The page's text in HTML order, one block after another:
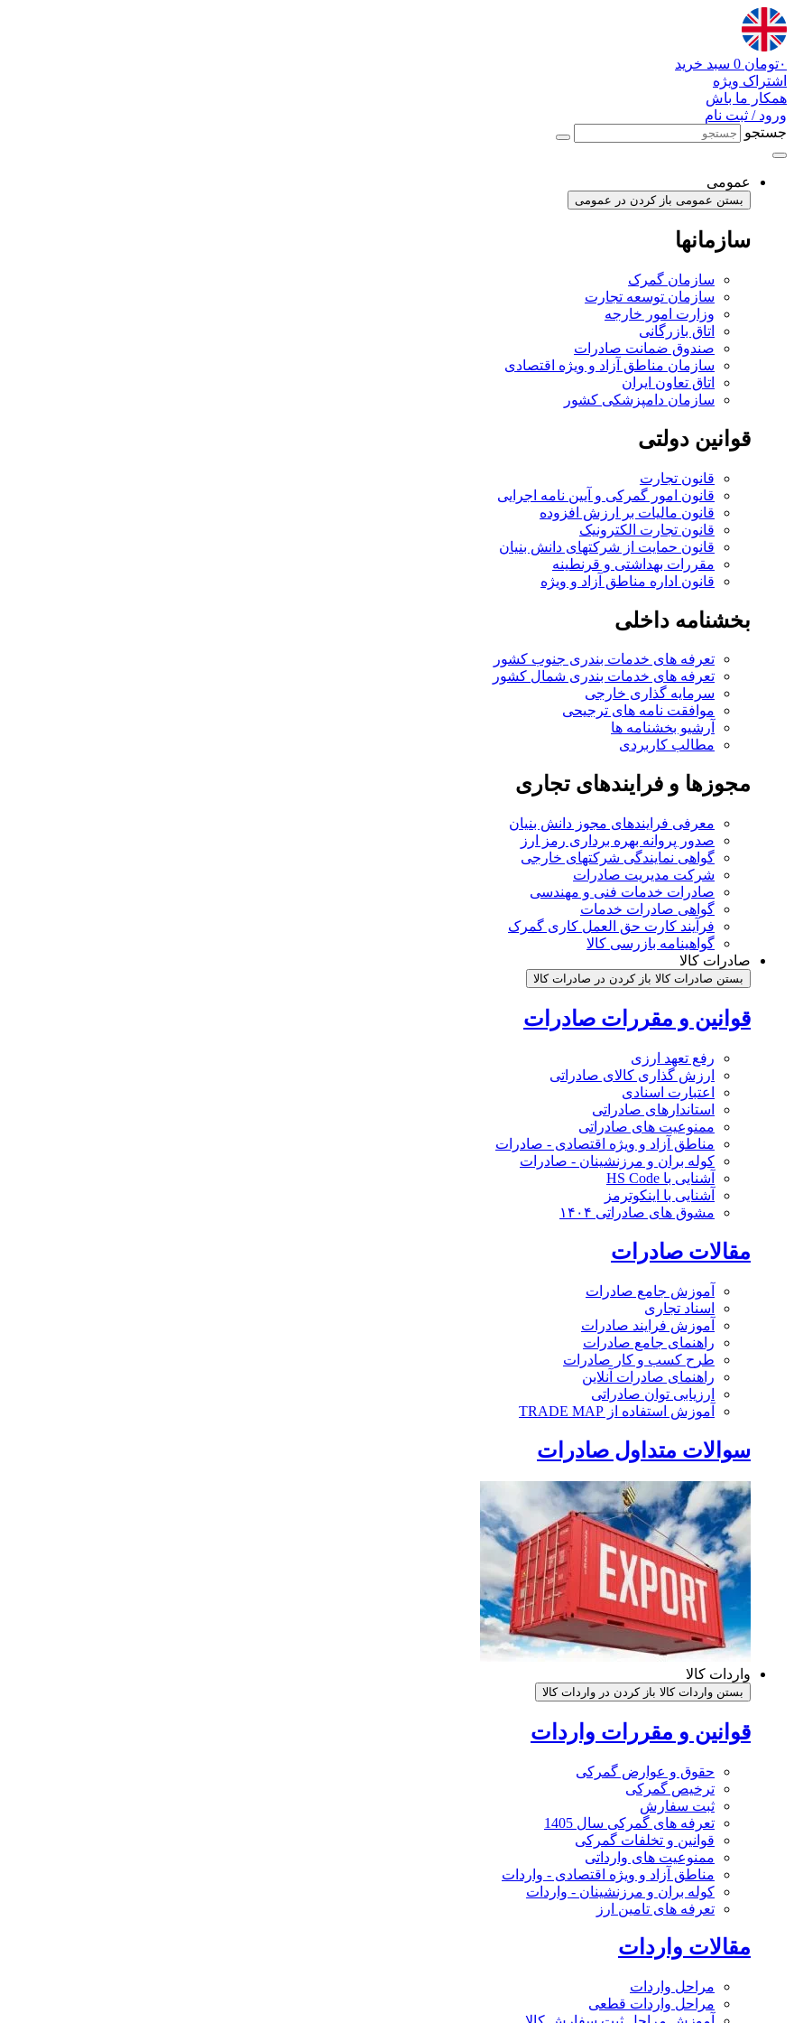
پرش
به
محتوا
۰تومان 0 سبد خرید
اشتراک ویژه
همکار ما باش
ورود / ثبت نام
جستجو
عمومی
بستن عمومی باز کردن در عمومی
سازمانها
سازمان گمرک
سازمان توسعه تجارت
وزارت امور خارجه
اتاق بازرگانی
صندوق ضمانت صادرات
سازمان مناطق آزاد و ویژه اقتصادی
اتاق تعاون ایران
سازمان دامپزشکی کشور
قوانین دولتی
قانون تجارت
قانون امور گمرکی و آیین نامه اجرایی
قانون مالیات بر ارزش افزوده
قانون تجارت الکترونیک
قانون حمایت از شرکتهای دانش بنیان
مقررات بهداشتی و قرنطینه
قانون اداره مناطق آزاد و ویژه
بخشنامه داخلی
تعرفه های خدمات بندری جنوب کشور
تعرفه های خدمات بندری شمال کشور
سرمایه گذاری خارجی
موافقت نامه های ترجیحی
آرشیو بخشنامه ها
مطالب کاربردی
مجوزها و فرایندهای تجاری
معرفی فرایندهای مجوز دانش بنیان
صدور پروانه بهره برداری رمز ارز
گواهی نمایندگی شرکتهای خارجی
شرکت مدیریت صادرات
صادرات خدمات فنی و مهندسی
گواهی صادرات خدمات
فرآیند کارت حق العمل کاری گمرک
گواهینامه بازرسی کالا
صادرات کالا
بستن صادرات کالا باز کردن در صادرات کالا
قوانین و مقررات صادرات
رفع تعهد ارزی
ارزش گذاری کالای صادراتی
اعتبارت اسنادی
استاندارهای صادراتی
ممنوعیت های صادراتی
مناطق آزاد و ویژه اقتصادی - صادرات
کوله بران و مرزنشینان - صادرات
آشنایی با HS Code
آشنایی با اینکوترمز
مشوق های صادراتی ۱۴۰۴
مقالات صادرات
آموزش جامع صادرات
اسناد تجاری
آموزش فرایند صادرات
راهنمای جامع صادرات
طرح کسب و کار صادرات
راهنمای صادرات آنلاین
ارزیابی توان صادراتی
آموزش استفاده از TRADE MAP
سوالات متداول صادرات
واردات کالا
بستن واردات کالا باز کردن در واردات کالا
قوانین و مقررات واردات
حقوق و عوارض گمرکی
ترخیص گمرکی
ثبت سفارش
تعرفه های گمرکی سال 1405
قوانین و تخلفات گمرکی
ممنوعیت های وارداتی
مناطق آزاد و ویژه اقتصادی - واردات
کوله بران و مرزنشینان - واردات
تعرفه های تامین ارز
مقالات واردات
مراحل واردات
مراحل واردات قطعی